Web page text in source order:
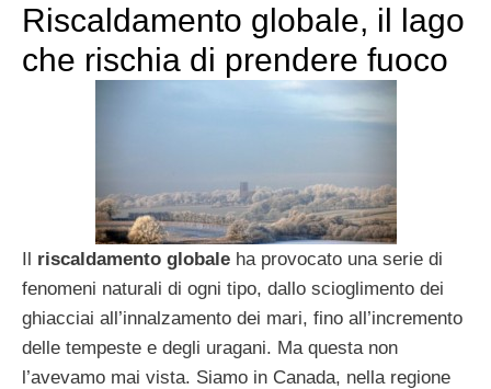
Riscaldamento globale, il lago
che rischia di prendere fuoco
Il riscaldamento globale ha provocato una serie di
fenomeni naturali di ogni tipo, dallo scioglimento dei
ghiacciai all’innalzamento dei mari, fino all’incremento
delle tempeste e degli uragani. Ma questa non
l’avevamo mai vista. Siamo in Canada, nella regione